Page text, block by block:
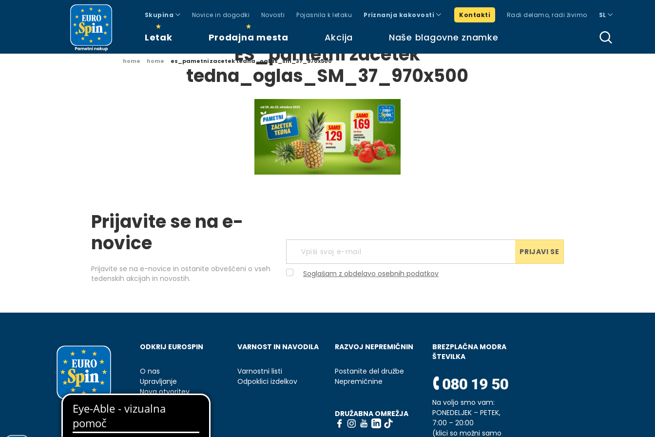
Skupina Novice in dogodki Novosti Pojasnila k letaku Priznanja kakovosti Kontakti Radi delamo, radi živimo SL
Letak Prodajna mesta Akcija Naše blagovne znamke
home home es_pametni zacetek tedna_oglas_sm_37_970x500
ES_pametni zacetek
tedna_oglas_SM_37_970x500
Prijavite se na e-
novice
Prijavite se na e-novice in ostanite obveščeni o vseh
tedenskih akcijah in novostih.
PRIJAVI SE
Soglašam z obdelavo osebnih podatkov
ODKRIJ EUROSPIN
O nas
Upravljanje
Nova otvoritev
Kontakti
Rezervni deli Enkho
VARNOST IN NAVODILA
Varnostni listi
Odpoklici izdelkov
RAZVOJ NEPREMIČNIN
Postanite del družbe
Nepremičnine
DRUŽABNA OMREŽJA
BREZPLAČNA MODRA
ŠTEVILKA
Na voljo smo vam:
PONEDELJEK – PETEK,
7:00 – 20:00
(klici so možni samo